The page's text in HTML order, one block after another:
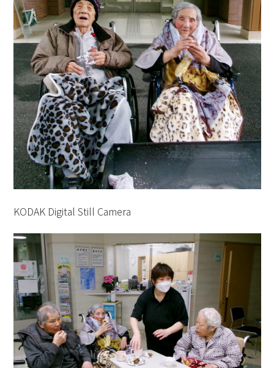
KODAK Digital Still Camera